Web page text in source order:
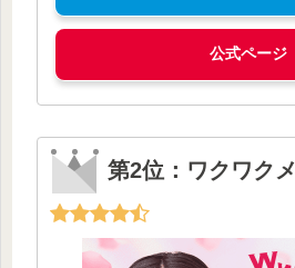
公式ページ
第2位：ワクワク